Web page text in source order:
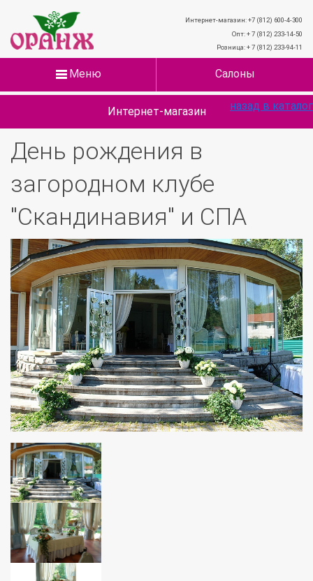
Интернет-магазин: +7 (812) 600-4-300
Опт: + 7 (812) 233-14-50
Розница: + 7 (812) 233-94-11
Меню Салоны
Интернет-магазин
День рождения в
загородном клубе
"Скандинавия" и СПА
назад в каталог